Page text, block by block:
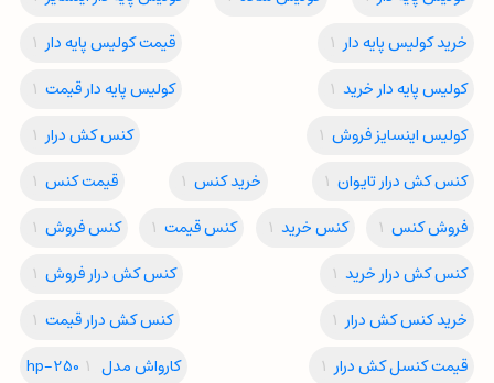
خرید کولیس پایه دار 1 قیمت کولیس پایه دار 1
کولیس پایه دار خرید 1 کولیس پایه دار قیمت 1
کولیس اینسایز فروش 1 کنس کش درار 1
کنس کش درار تایوان 1 خرید کنس 1 قیمت کنس 1
فروش کنس 1 کنس خرید 1 کنس قیمت 1 کنس فروش 1
کنس کش درار خرید 1 کنس کش درار فروش 1
خرید کنس کش درار 1 کنس کش درار قیمت 1
قیمت کنسل کش درار 1 کارواش مدل hp-250 1